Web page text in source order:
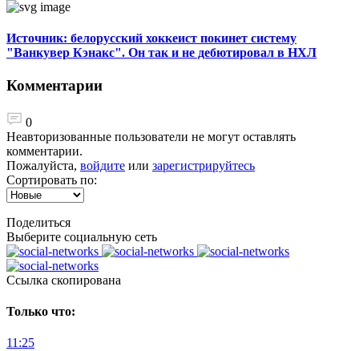
Источник: белорусский хоккеист покинет систему
"Ванкувер Кэнакс". Он так и не дебютировал в НХЛ
Комментарии
0
Неавторизованные пользователи не могут оставлять
комментарии.
Пожалуйста, войдите или зарегистрируйтесь
Сортировать по:
Поделиться
Выберите социальную сеть
Ccылка скопирована
Только что:
11:25